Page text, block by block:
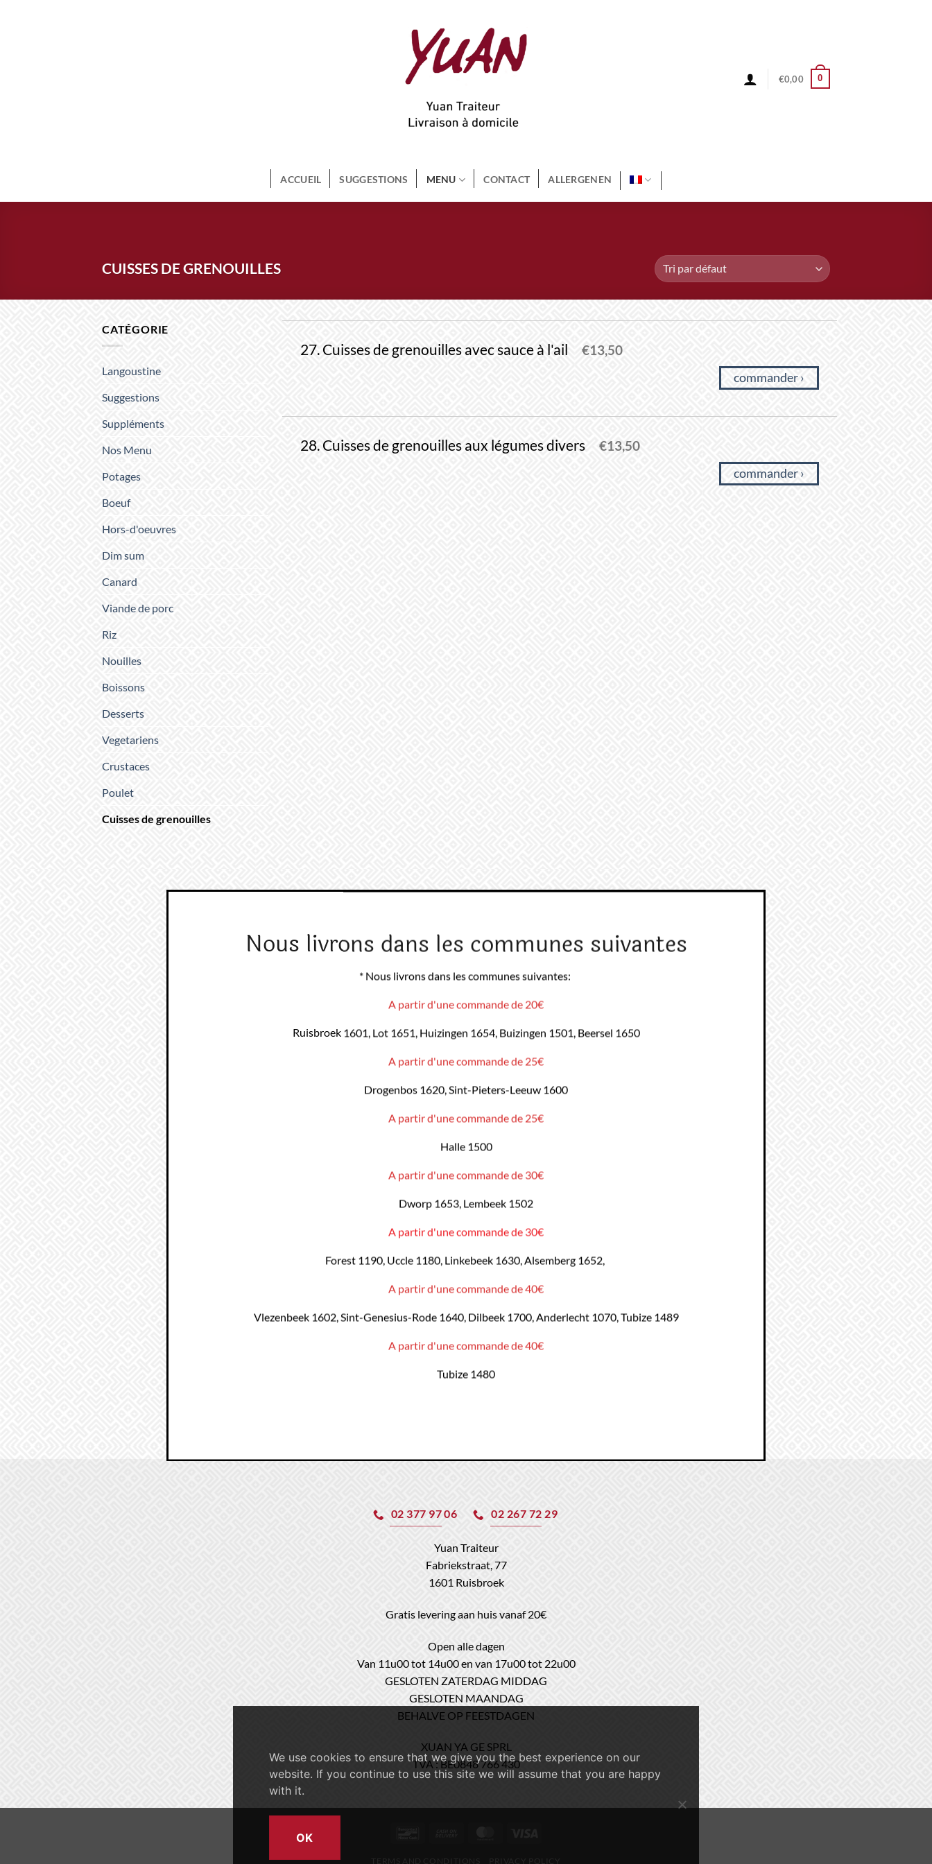
€0,00 0
ACCUEIL SUGGESTIONS MENU CONTACT ALLERGENEN
CUISSES DE GRENOUILLES
CATÉGORIE
Langoustine
Suggestions
Suppléments
Nos Menu
Potages
Boeuf
Hors-d'oeuvres
Dim sum
Canard
Viande de porc
Riz
Nouilles
Boissons
Desserts
Vegetariens
Crustaces
Poulet
Cuisses de grenouilles
27. Cuisses de grenouilles avec sauce à l'ail €13,50
commander ›
28. Cuisses de grenouilles aux légumes divers €13,50
commander ›
Nous livrons dans les communes suivantes
* Nous livrons dans les communes suivantes:
A partir d'une commande de 20€
Ruisbroek 1601, Lot 1651, Huizingen 1654, Buizingen 1501, Beersel 1650
A partir d'une commande de 25€
Drogenbos 1620, Sint-Pieters-Leeuw 1600
A partir d'une commande de 25€
Halle 1500
A partir d'une commande de 30€
Dworp 1653, Lembeek 1502
A partir d'une commande de 30€
Forest 1190, Uccle 1180, Linkebeek 1630, Alsemberg 1652,
A partir d'une commande de 40€
Vlezenbeek 1602, Sint-Genesius-Rode 1640, Dilbeek 1700, Anderlecht 1070, Tubize 1489
A partir d'une commande de 40€
Tubize 1480
02 377 97 06 02 267 72 29
Yuan Traiteur
Fabriekstraat, 77
1601 Ruisbroek
Gratis levering aan huis vanaf 20€
Open alle dagen
Van 11u00 tot 14u00 en van 17u00 tot 22u00
GESLOTEN ZATERDAG MIDDAG
GESLOTEN MAANDAG
BEHALVE OP FEESTDAGEN
XUAN YA GE SPRL
TVA : BE0848 766 430
We use cookies to ensure that we give you the best experience on our
website. If you continue to use this site we will assume that you are happy
with it.
OK